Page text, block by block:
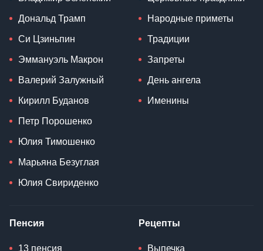
Дональд Трамп
Си Цзиньпин
Эммануэль Макрон
Валерий Залужный
Кирилл Буданов
Петр Порошенко
Юлия Тимошенко
Марьяна Безуглая
Юлия Свириденко
Народные приметы
Традиции
Запреты
День ангела
Именины
Пенсия
13 пенсия
Рецепты
Выпечка